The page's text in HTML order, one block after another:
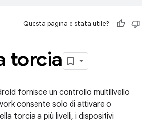
Questa pagina è stata utile?
torcia
fornisce un controllo multilivello
consente solo di attivare o
torcia a più livelli, i dispositivi